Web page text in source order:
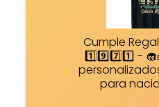
Cumple
1️⃣9️⃣7️⃣1️⃣ -
para